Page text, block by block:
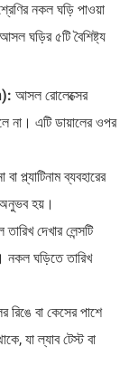
নকল ঘড়ি পাওয়া
ঘড়ির ৫টি বৈশিষ্ট্য
আসল রোলেক্সের
না। এটি ডায়ালের ওপর
প্ল্যাটিনাম ব্যবহারের
অনুভব হয়।
তারিখ দেখার লেন্সটি
নকল ঘড়িতে তারিখ
রিঙে বা কেসের পাশে
যা ল্যাব টেস্ট বা